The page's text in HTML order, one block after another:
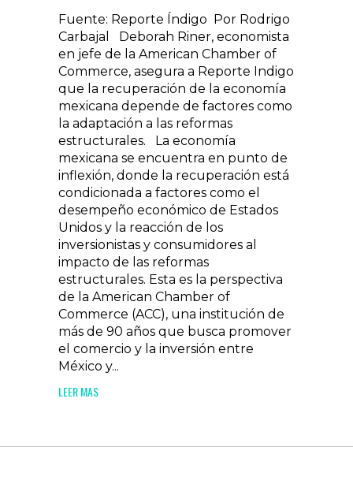
Fuente: Reporte Índigo Por Rodrigo
Carbajal Deborah Riner, economista
en jefe de la American Chamber of
Commerce, asegura a Reporte Indigo
que la recuperación de la economía
mexicana depende de factores como
la adaptación a las reformas
estructurales. La economía
mexicana se encuentra en punto de
inflexión, donde la recuperación está
condicionada a factores como el
desempeño económico de Estados
Unidos y la reacción de los
inversionistas y consumidores al
impacto de las reformas
estructurales. Esta es la perspectiva
de la American Chamber of
Commerce (ACC), una institución de
más de 90 años que busca promover
el comercio y la inversión entre
México y...
LEER MAS